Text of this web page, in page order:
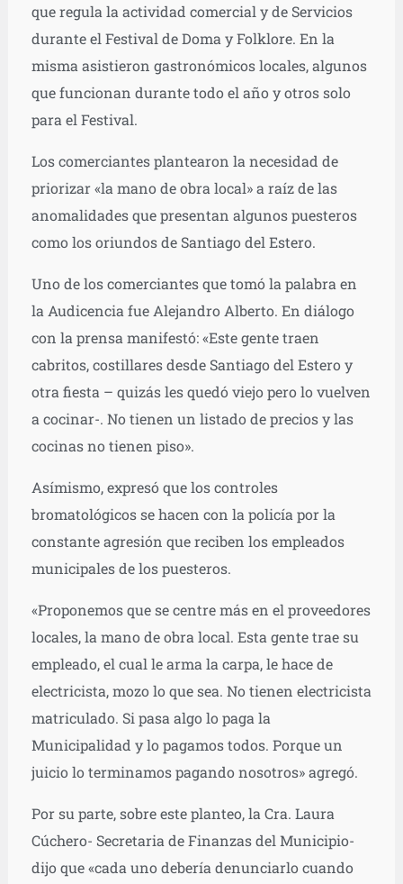
que regula la actividad comercial y de Servicios
durante el Festival de Doma y Folklore. En la
misma asistieron gastronómicos locales, algunos
que funcionan durante todo el año y otros solo
para el Festival.
Los comerciantes plantearon la necesidad de
priorizar «la mano de obra local» a raíz de las
anomalidades que presentan algunos puesteros
como los oriundos de Santiago del Estero.
Uno de los comerciantes que tomó la palabra en
la Audicencia fue Alejandro Alberto. En diálogo
con la prensa manifestó: «Este gente traen
cabritos, costillares desde Santiago del Estero y
otra fiesta – quizás les quedó viejo pero lo vuelven
a cocinar-. No tienen un listado de precios y las
cocinas no tienen piso».
Asímismo, expresó que los controles
bromatológicos se hacen con la policía por la
constante agresión que reciben los empleados
municipales de los puesteros.
«Proponemos que se centre más en el proveedores
locales, la mano de obra local. Esta gente trae su
empleado, el cual le arma la carpa, le hace de
electricista, mozo lo que sea. No tienen electricista
matriculado. Si pasa algo lo paga la
Municipalidad y lo pagamos todos. Porque un
juicio lo terminamos pagando nosotros» agregó.
Por su parte, sobre este planteo, la Cra. Laura
Cúchero- Secretaria de Finanzas del Municipio-
dijo que «cada uno debería denunciarlo cuando